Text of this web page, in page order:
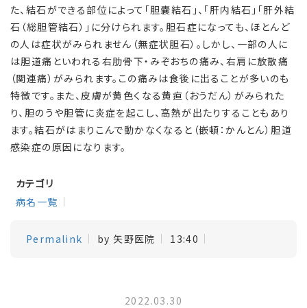
た、結石ができる部位によって「胆嚢結石」、「肝内結石」「肝外結
石（総胆管結石）」に分けられます。胆石症になっても、ほとんど
の人は症状がみられません（無症状胆石）。しかし、一部の人に
は胆道痛といわれる右肋骨下・みぞおちの痛み、右肩に放散痛
（関連痛）がみられます。この痛みは食後に出ることが多いのも
特徴です。また、皮膚が黄色くなる黄疸（おうだん）がみられた
り、胆のうや胆管に炎症を起こし、高熱が出たりすることもあり
ます。結石がはまりこんで動かなくなると（嵌頓：かんとん）胆道
感染症の原因になります。
カテゴリ
病名一覧
Permalink by 矢野医院 13:40
2022.03.30